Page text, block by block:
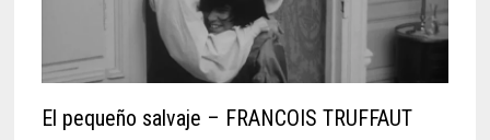
El pequeño salvaje – FRANCOIS TRUFFAUT